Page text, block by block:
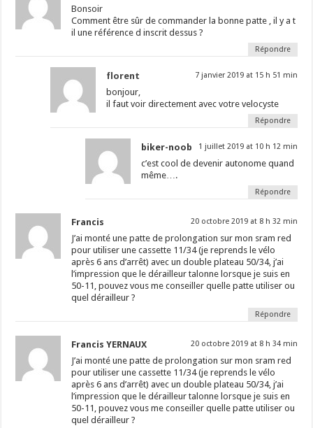
Bonsoir
Comment être sûr de commander la bonne patte , il y a t
il une référence d inscrit dessus ?
Répondre
florent 7 janvier 2019 at 15 h 51 min
bonjour,
il faut voir directement avec votre velocyste
Répondre
biker-noob 1 juillet 2019 at 10 h 12 min
c’est cool de devenir autonome quand
même….
Répondre
Francis 20 octobre 2019 at 8 h 32 min
J’ai monté une patte de prolongation sur mon sram red
pour utiliser une cassette 11/34 (je reprends le vélo
après 6 ans d’arrêt) avec un double plateau 50/34, j’ai
l’impression que le dérailleur talonne lorsque je suis en
50-11, pouvez vous me conseiller quelle patte utiliser ou
quel dérailleur ?
Répondre
Francis YERNAUX 20 octobre 2019 at 8 h 34 min
J’ai monté une patte de prolongation sur mon sram red
pour utiliser une cassette 11/34 (je reprends le vélo
après 6 ans d’arrêt) avec un double plateau 50/34, j’ai
l’impression que le dérailleur talonne lorsque je suis en
50-11, pouvez vous me conseiller quelle patte utiliser ou
quel dérailleur ?